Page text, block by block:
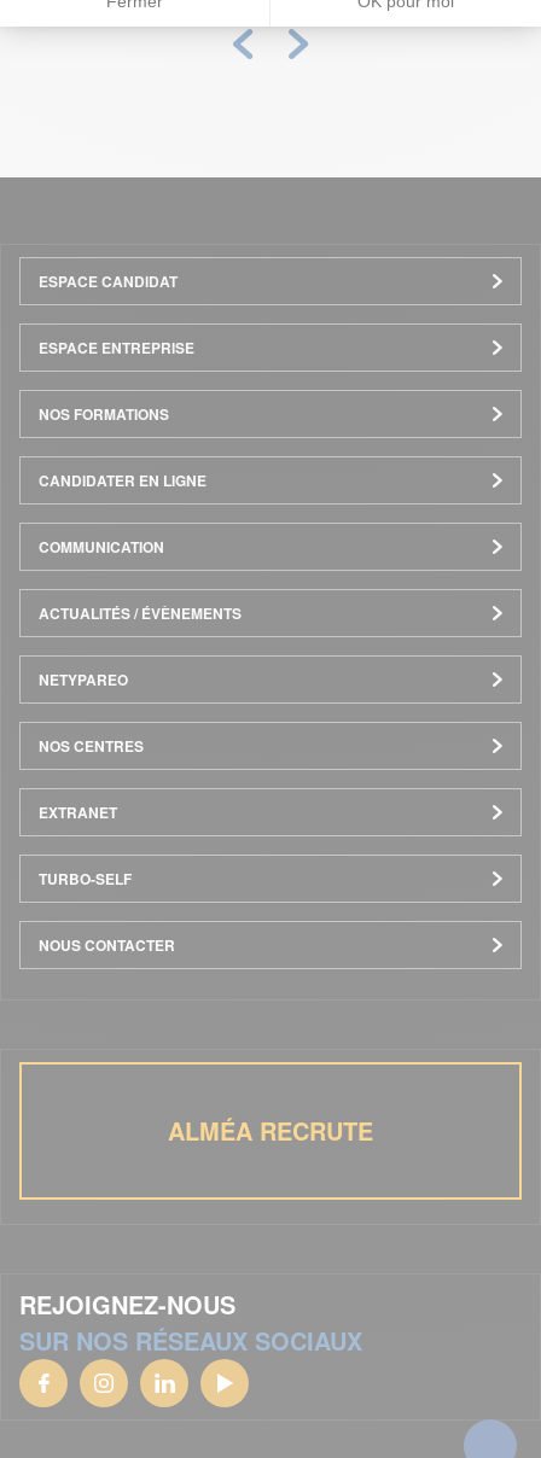
Précédent
Suivant
Menu
Pied
de
page
ESPACE CANDIDAT
ESPACE ENTREPRISE
NOS FORMATIONS
CANDIDATER EN LIGNE
COMMUNICATION
ACTUALITÉS / ÉVÈNEMENTS
NETYPAREO
NOS CENTRES
EXTRANET
TURBO-SELF
NOUS CONTACTER
ALMÉA RECRUTE
REJOIGNEZ-NOUS
SUR NOS RÉSEAUX SOCIAUX